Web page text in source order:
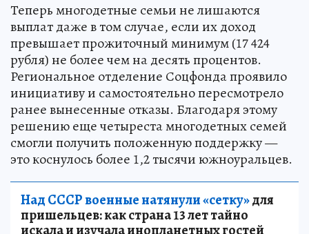
Теперь многодетные семьи не лишаются
выплат даже в том случае, если их доход
превышает прожиточный минимум (17 424
рубля) не более чем на десять процентов.
Региональное отделение Соцфонда проявило
инициативу и самостоятельно пересмотрело
ранее вынесенные отказы. Благодаря этому
решению еще четыреста многодетных семей
смогли получить положенную поддержку —
это коснулось более 1,2 тысячи южноуральцев.
Над СССР военные натянули «сетку»для
пришельцев: как страна 13 лет тайно
искала и изучала инопланетных гостей